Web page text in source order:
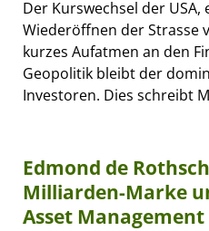
Der Kurswechsel der USA,
Wiederöffnen der Strasse
kurzes Aufatmen an den
Geopolitik bleibt der
Investoren. Dies schreibt
Edmond de
Milliarden-Marke
Asset Management